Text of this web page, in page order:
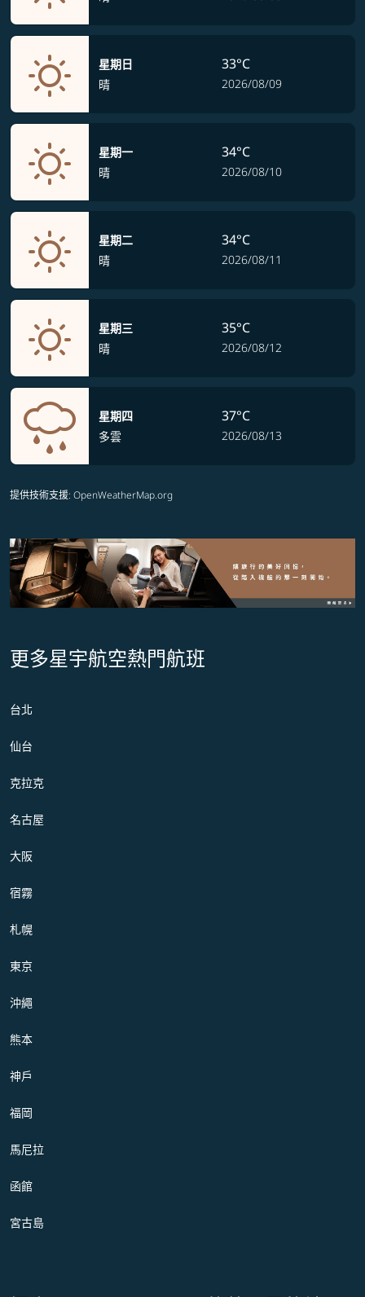
星期日
晴
33°C
2026/08/09
星期一
晴
34°C
2026/08/10
星期二
晴
34°C
2026/08/11
星期三
晴
35°C
2026/08/12
星期四
多雲
37°C
2026/08/13
提供技術支援: OpenWeatherMap.org
更多星宇航空熱門航班
台北
仙台
克拉克
名古屋
大阪
宿霧
札幌
東京
沖繩
熊本
神戶
福岡
馬尼拉
函館
宮古島